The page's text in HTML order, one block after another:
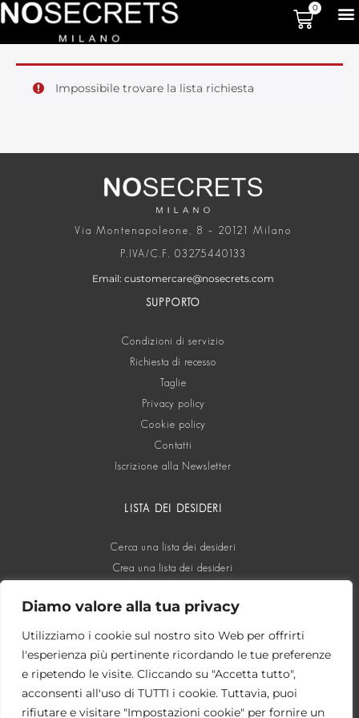
Diamo valore alla tua privacy
Utilizziamo i cookie sul nostro sito Web per offrirti
l'esperienza più pertinente ricordando le tue preferenze
e ripetendo le visite. Cliccando su "Accetta tutto",
acconsenti all'uso di TUTTI i cookie. Tuttavia, puoi
rifiutare e visitare "Impostazioni cookie" per fornire un
0
Impossibile trovare la lista richiesta
Via Montenapoleone, 8 – 20121 Milano
P.IVA/C.F. 03275440133
Email: customercare@nosecrets.com
SUPPORTO
Condizioni di servizio
Richiesta di recesso
Taglie
Privacy policy
Cookie policy
Contatti
Iscrizione alla Newsletter
LISTA DEI DESIDERI
Cerca una lista dei desideri
Crea una lista dei desideri
SOCIAL